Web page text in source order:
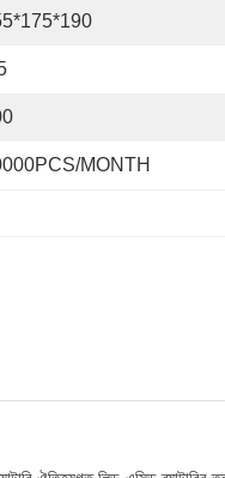
MONTH